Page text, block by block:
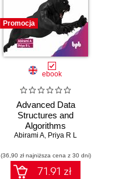
Promocja
ebook
Advanced Data
Structures and
Algorithms
Abirami A, Priya R L
(36,90 zł najniższa cena z 30 dni)
71.91 zł